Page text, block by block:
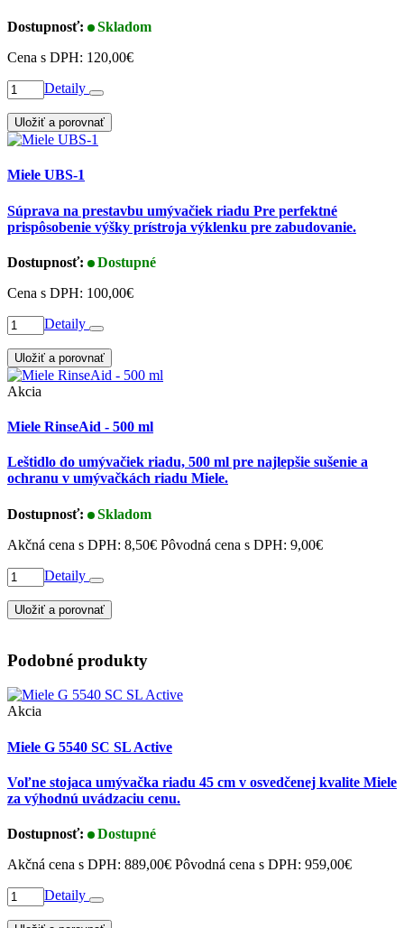
Dostupnosť:
Skladom
Cena s DPH: 120,00€
Detaily
Uložiť a porovnať
Miele UBS-1
Súprava na prestavbu umývačiek riadu Pre perfektné
prispôsobenie výšky prístroja výklenku pre zabudovanie.
Dostupnosť:
Dostupné
Cena s DPH: 100,00€
Detaily
Uložiť a porovnať
Akcia
Miele RinseAid - 500 ml
Leštidlo do umývačiek riadu, 500 ml pre najlepšie sušenie a
ochranu v umývačkách riadu Miele.
Dostupnosť:
Skladom
Akčná cena s DPH: 8,50€ Pôvodná cena s DPH: 9,00€
Detaily
Uložiť a porovnať
Podobné produkty
Akcia
Miele G 5540 SC SL Active
Voľne stojaca umývačka riadu 45 cm v osvedčenej kvalite Miele
za výhodnú uvádzaciu cenu.
Dostupnosť:
Dostupné
Akčná cena s DPH: 889,00€ Pôvodná cena s DPH: 959,00€
Detaily